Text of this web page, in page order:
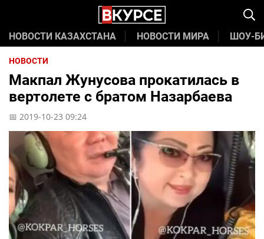
НОВОСТИ КАЗАХСТАНА НОВОСТИ МИРА ШОУ-
НОВОСТИ
Макпал Жунусова прокатилась в
вертолете с братом Назарбаева
📅 2019-10-23 09:24